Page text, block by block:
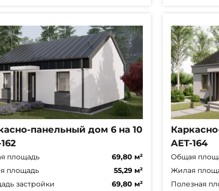
панельный дом 6 на 10
площадь
69,80 м²
площадь
55,29 м²
застройки
69,80 м²
AET-164
Общая
Жилая
Полезная